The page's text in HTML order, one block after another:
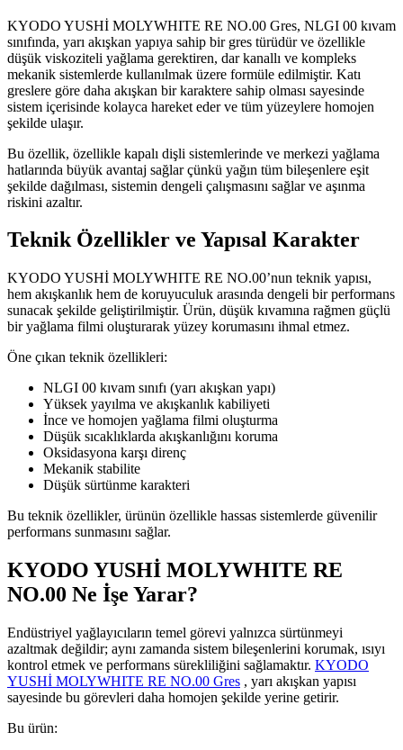
KYODO YUSHİ MOLYWHITE RE NO.00 Gres, NLGI 00 kıvam
sınıfında, yarı akışkan yapıya sahip bir gres türüdür ve özellikle
düşük viskoziteli yağlama gerektiren, dar kanallı ve kompleks
mekanik sistemlerde kullanılmak üzere formüle edilmiştir. Katı
greslere göre daha akışkan bir karaktere sahip olması sayesinde
sistem içerisinde kolayca hareket eder ve tüm yüzeylere homojen
şekilde ulaşır.
Bu özellik, özellikle kapalı dişli sistemlerinde ve merkezi yağlama
hatlarında büyük avantaj sağlar çünkü yağın tüm bileşenlere eşit
şekilde dağılması, sistemin dengeli çalışmasını sağlar ve aşınma
riskini azaltır.
Teknik Özellikler ve Yapısal Karakter
KYODO YUSHİ MOLYWHITE RE NO.00’nun teknik yapısı,
hem akışkanlık hem de koruyuculuk arasında dengeli bir performans
sunacak şekilde geliştirilmiştir. Ürün, düşük kıvamına rağmen güçlü
bir yağlama filmi oluşturarak yüzey korumasını ihmal etmez.
Öne çıkan teknik özellikleri:
NLGI 00 kıvam sınıfı (yarı akışkan yapı)
Yüksek yayılma ve akışkanlık kabiliyeti
İnce ve homojen yağlama filmi oluşturma
Düşük sıcaklıklarda akışkanlığını koruma
Oksidasyona karşı direnç
Mekanik stabilite
Düşük sürtünme karakteri
Bu teknik özellikler, ürünün özellikle hassas sistemlerde güvenilir
performans sunmasını sağlar.
KYODO YUSHİ MOLYWHITE RE
NO.00 Ne İşe Yarar?
Endüstriyel yağlayıcıların temel görevi yalnızca sürtünmeyi
azaltmak değildir; aynı zamanda sistem bileşenlerini korumak, ısıyı
kontrol etmek ve performans sürekliliğini sağlamaktır. KYODO
YUSHİ MOLYWHITE RE NO.00 Gres , yarı akışkan yapısı
sayesinde bu görevleri daha homojen şekilde yerine getirir.
Bu ürün: